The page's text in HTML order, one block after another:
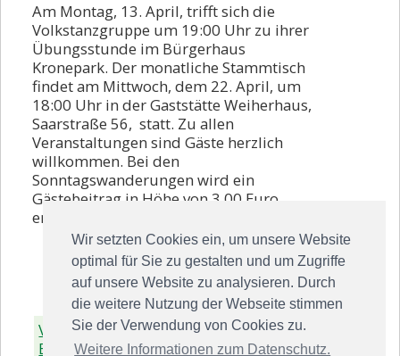
Wir setzten Cookies ein, um unsere Website
optimal für Sie zu gestalten und um Zugriffe
auf unsere Website zu analysieren. Durch
die weitere Nutzung der Webseite stimmen
Sie der Verwendung von Cookies zu.
Weitere Informationen zum Datenschutz.
Am Montag, 13. April, trifft sich die
Volkstanzgruppe um 19:00 Uhr zu ihrer
Übungsstunde im Bürgerhaus
Kronepark. Der monatliche Stammtisch
findet am Mittwoch, dem 22. April, um
18:00 Uhr in der Gaststätte Weiherhaus,
Saarstraße 56, statt. Zu allen
Veranstaltungen sind Gäste herzlich
willkommen. Bei den
Sonntagswanderungen wird ein
Gästebeitrag in Höhe von 3,00 Euro
erhoben.
Voriger
Beitrag
Zurück zur
Übersicht
Nächster
Beitrag